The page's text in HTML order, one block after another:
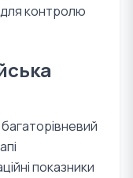
контролю
показники